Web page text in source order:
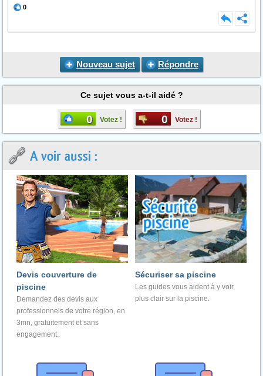
0
Nouveau sujet Répondre
Ce sujet vous a-t-il aidé ?
0 Votez ! 0 Votez !
A voir aussi :
Devis couverture de
piscine
Demandez des devis aux
professionnels de votre région, en
3mn, gratuitement et sans
engagement.
Sécuriser sa piscine
Les guides vous aident à y voir
plus clair sur la piscine.